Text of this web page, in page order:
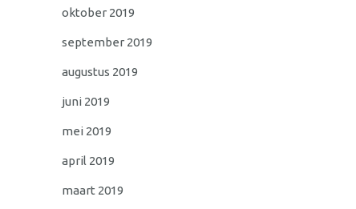
oktober 2019
september 2019
augustus 2019
juni 2019
mei 2019
april 2019
maart 2019